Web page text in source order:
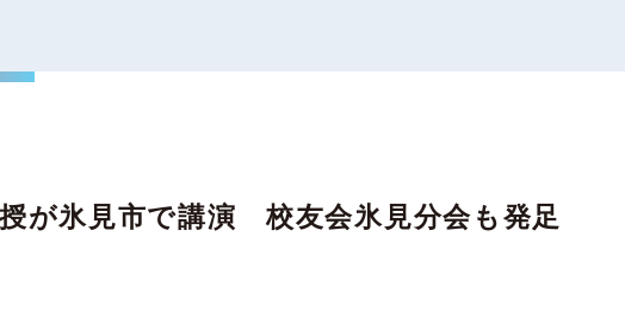
が氷見市で講演 校友会氷見分会も発足